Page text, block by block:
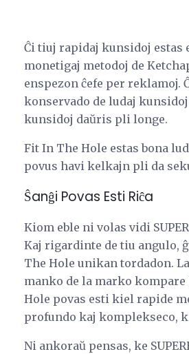
Ĉi tiuj rapidaj kunsidoj estas
monetigaj metodoj de
enspezon ĉefe per
konservado de ludaj
kunsidoj daŭris pli longe.
Fit In The Hole estas bona
povus havi kelkajn pli da
Ŝanĝi Povas Esti Riĉa
Kiom eble ni volas vidi
Kaj rigardinte de tiu angulo,
The Hole unikan tordadon.
manko de la marko
Hole povas esti kiel rapide
profundo kaj komplekseco,
Ni ankoraŭ pensas, ke